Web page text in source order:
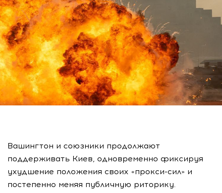
Вашингтон и союзники продолжают
поддерживать Киев, одновременно фиксируя
ухудшение положения своих «прокси-сил» и
постепенно меняя публичную риторику.